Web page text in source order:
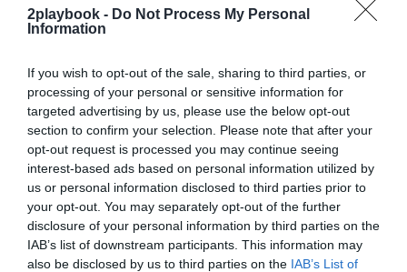
2playbook - Do Not Process My Personal
Information
If you wish to opt-out of the sale, sharing to third parties, or
processing of your personal or sensitive information for
targeted advertising by us, please use the below opt-out
section to confirm your selection. Please note that after your
opt-out request is processed you may continue seeing
interest-based ads based on personal information utilized by
us or personal information disclosed to third parties prior to
your opt-out. You may separately opt-out of the further
disclosure of your personal information by third parties on the
IAB’s list of downstream participants. This information may
also be disclosed by us to third parties on the IAB’s List of
Índex2P
Mantente informado con las últimas noticias de actualidad.
ACTIVAR AHORA
Compartir
Imprimir